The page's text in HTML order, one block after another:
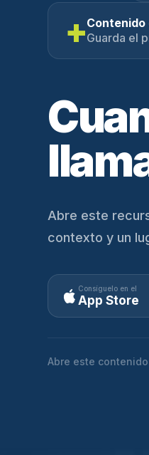
+Contenido
Guarda el
Abre este
contexto y un
Consíguelo en el
App Store
Abre este